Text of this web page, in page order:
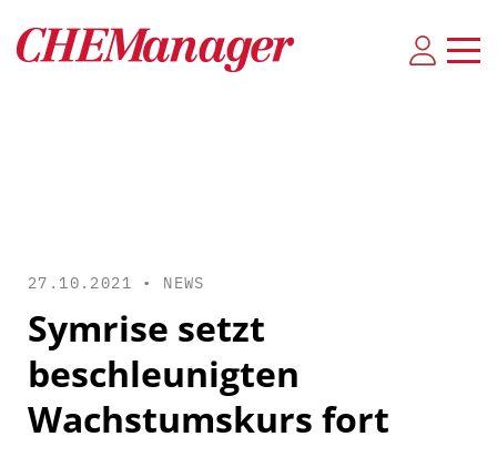
27.10.2021 • NEWS
Symrise setzt
beschleunigten
Wachstumskurs fort